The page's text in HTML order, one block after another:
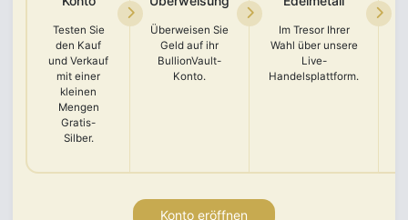
Testen Sie
den Kauf
und Verkauf
mit einer
kleinen
Mengen
Gratis-
Silber.
Überweisen Sie
Geld auf ihr
BullionVault-
Konto.
Im Tresor Ihrer
Wahl über unsere
Live-
Handelsplattform.
Konto eröffnen